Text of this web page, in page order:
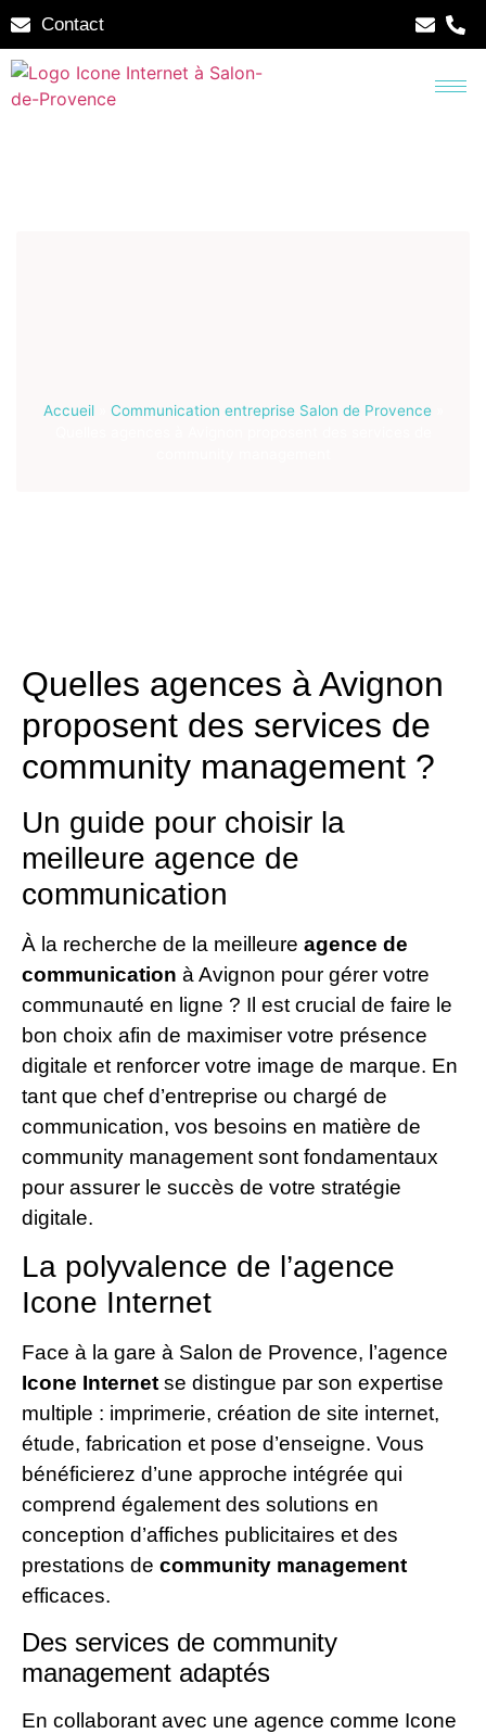
Contact
Accueil» Communication entreprise Salon de Provence»
Quelles agences à Avignon
proposent des services de
community management ?
Un guide pour choisir la
meilleure agence de
communication
À la recherche de la meilleure agence de
communication à Avignon pour gérer votre
communauté en ligne ? Il est crucial de faire le
bon choix afin de maximiser votre présence
digitale et renforcer votre image de marque. En
tant que chef d’entreprise ou chargé de
communication, vos besoins en matière de
community management sont fondamentaux
pour assurer le succès de votre stratégie
digitale.
La polyvalence de l’agence
Icone Internet
Face à la gare à Salon de Provence, l’agence
Icone Internet se distingue par son expertise
multiple : imprimerie, création de site internet,
étude, fabrication et pose d’enseigne. Vous
bénéficierez d’une approche intégrée qui
comprend également des solutions en
conception d’affiches publicitaires et des
prestations de community management
efficaces.
Des services de community
management adaptés
En collaborant avec une agence comme Icone